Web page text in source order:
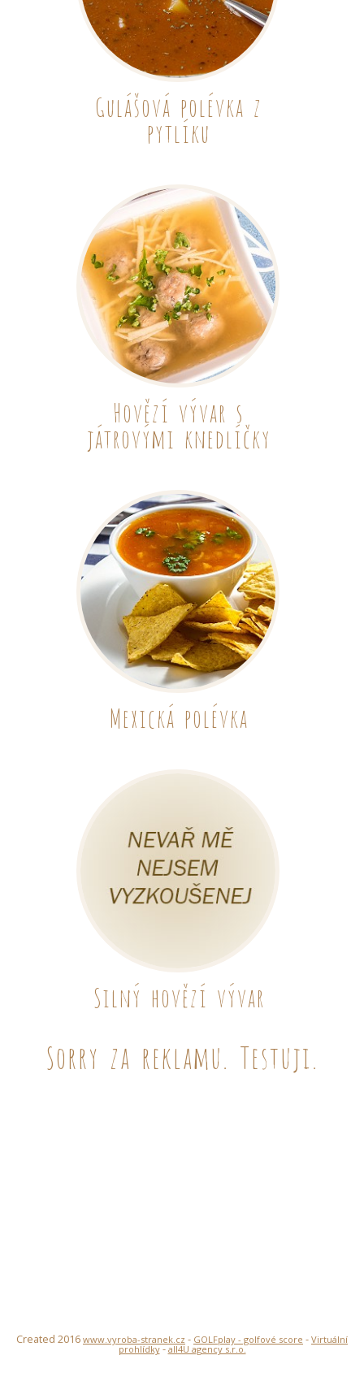
Gulášová polévka z
pytlíku
Hovězí vývar s
játrovými knedlíčky
Mexická polévka
Silný hovězí vývar
Sorry za reklamu. Testuji.
Created 2016 www.vyroba-stranek.cz - GOLFplay - golfové score - Virtuální
prohlídky-all4U agency s.r.o.